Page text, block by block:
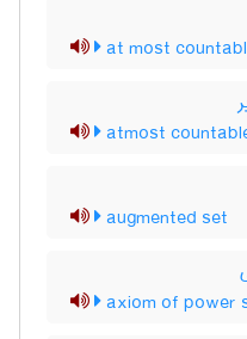
at most
atmost
augmented set
axiom of power